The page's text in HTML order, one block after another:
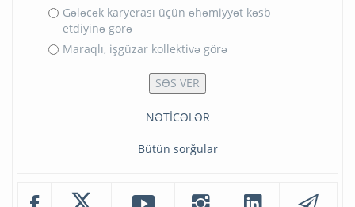
Gələcək karyerası üçün əhəmiyyət kəsb
etdiyinə görə
Maraqlı, işgüzar kollektivə görə
NƏTİCƏLƏR
Bütün sorğular